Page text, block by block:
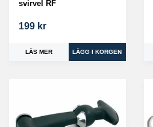
svirvel RF
199 kr
LÄS MER